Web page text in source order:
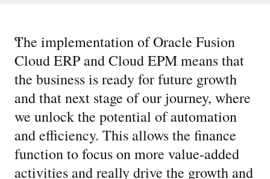
“
The implementation of Oracle Fusion
Cloud ERP and Cloud EPM means that
the business is ready for future growth
and that next stage of our journey, where
we unlock the potential of automation
and efficiency. This allows the finance
function to focus on more value-added
activities and really drive the growth and